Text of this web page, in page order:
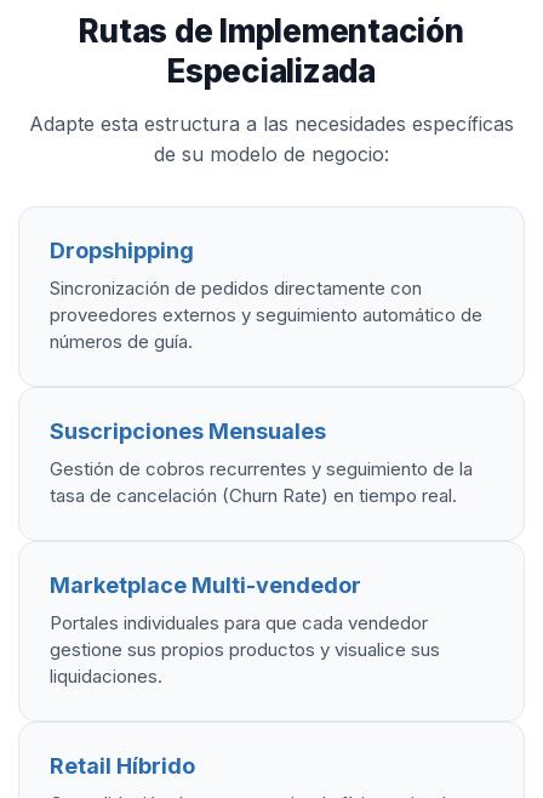
Rutas de Implementación
Especializada
Adapte esta estructura a las necesidades específicas
de su modelo de negocio:
Dropshipping
Sincronización de pedidos directamente con
proveedores externos y seguimiento automático de
números de guía.
Suscripciones Mensuales
Gestión de cobros recurrentes y seguimiento de la
tasa de cancelación (Churn Rate) en tiempo real.
Marketplace Multi-vendedor
Portales individuales para que cada vendedor
gestione sus propios productos y visualice sus
liquidaciones.
Retail Híbrido